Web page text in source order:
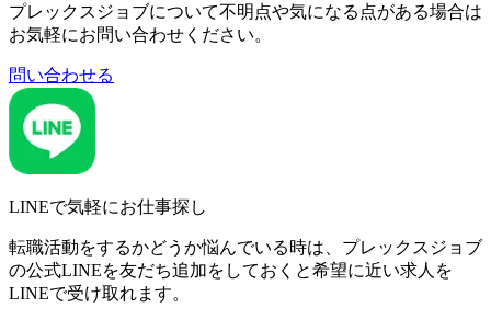
プレックスジョブについて不明点や気になる点がある場合は
お気軽にお問い合わせください。
問い合わせる
LINEで気軽にお仕事探し
転職活動をするかどうか悩んでいる時は、プレックスジョブ
の公式LINEを友だち追加をしておくと希望に近い求人を
LINEで受け取れます。